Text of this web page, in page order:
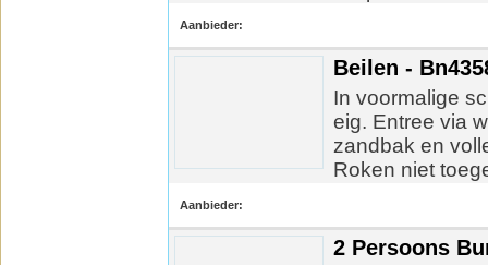
Aanbieder:
Beilen -
In voormalige
eig. Entree via
zandbak en
Roken niet
Aanbieder:
2 Persoons